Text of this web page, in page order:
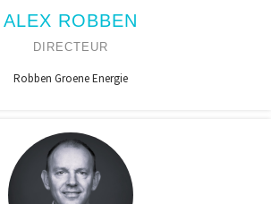
ALEX ROBBEN
DIRECTEUR
Robben Groene Energie